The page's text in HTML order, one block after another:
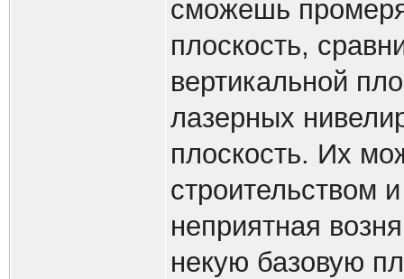
сможешь
плоскость,
вертикальной
лазерных
плоскость. Их
строительством
неприятная
некую базовую